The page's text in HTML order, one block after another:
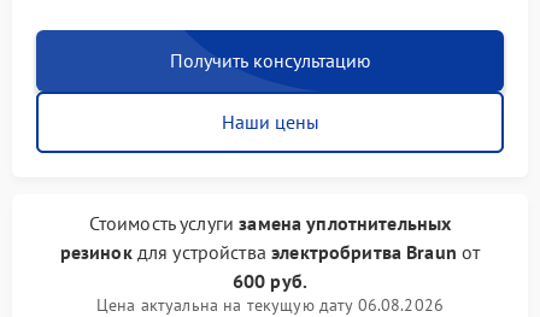
Получить консультацию
Наши цены
Стоимость услугизамена уплотнительных
резинокдля устройстваэлектробритва Braun от
600 руб.
Цена актуальна на текущую дату 06.08.2026